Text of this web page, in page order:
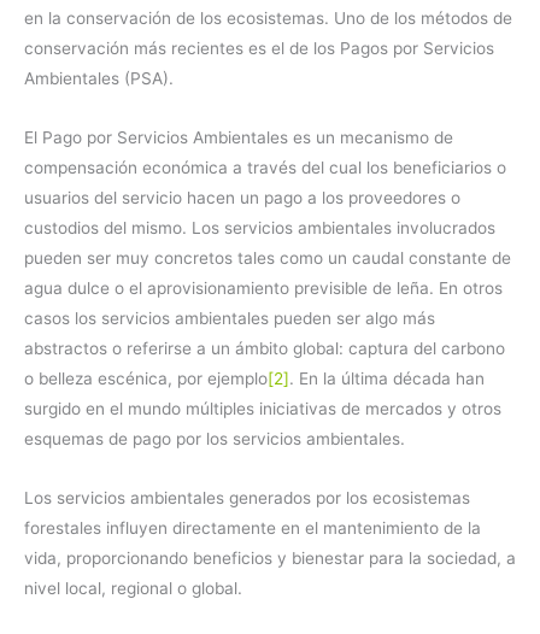
en la conservación de los ecosistemas. Uno de los métodos de
conservación más recientes es el de los Pagos por Servicios
Ambientales (PSA).
El Pago por Servicios Ambientales es un mecanismo de
compensación económica a través del cual los beneficiarios o
usuarios del servicio hacen un pago a los proveedores o
custodios del mismo. Los servicios ambientales involucrados
pueden ser muy concretos tales como un caudal constante de
agua dulce o el aprovisionamiento previsible de leña. En otros
casos los servicios ambientales pueden ser algo más
abstractos o referirse a un ámbito global: captura del carbono
o belleza escénica, por ejemplo[2]. En la última década han
surgido en el mundo múltiples iniciativas de mercados y otros
esquemas de pago por los servicios ambientales.
Los servicios ambientales generados por los ecosistemas
forestales influyen directamente en el mantenimiento de la
vida, proporcionando beneficios y bienestar para la sociedad, a
nivel local, regional o global.